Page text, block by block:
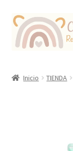
Ir
la
Ir
contenido
Inicio TIENDA